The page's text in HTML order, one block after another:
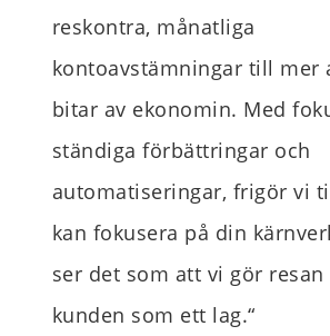
reskontra, månatliga
kontoavstämningar till mer
bitar av ekonomin. Med
ständiga förbättringar och
automatiseringar, frigör vi
kan fokusera på din
ser det som att vi gör resan
kunden som ett lag.“